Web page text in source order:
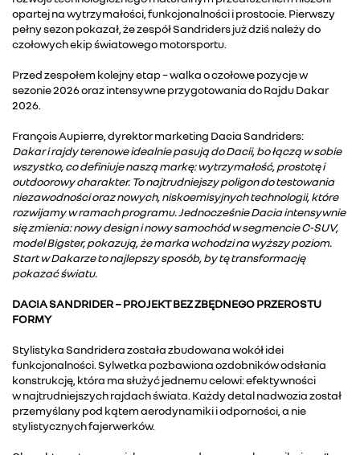
opartej na wytrzymałości, funkcjonalności i prostocie. Pierwszy
pełny sezon pokazał, że zespół Sandriders już dziś należy do
czołowych ekip światowego motorsportu.
Przed zespołem kolejny etap – walka o czołowe pozycje w
sezonie 2026 oraz intensywne przygotowania do Rajdu Dakar
2026.
François Aupierre, dyrektor marketing Dacia Sandriders:
Dakar i rajdy terenowe idealnie pasują do Dacii, bo łączą w sobie
wszystko, co definiuje naszą markę: wytrzymałość, prostotę i
outdoorowy charakter. To najtrudniejszy poligon do testowania
niezawodności oraz nowych, niskoemisyjnych technologii, które
rozwijamy w ramach programu. Jednocześnie Dacia intensywnie
się zmienia: nowy design i nowy samochód w segmencie C-SUV,
model Bigster, pokazują, że marka wchodzi na wyższy poziom.
Start w Dakarze to najlepszy sposób, by tę transformację
pokazać światu.
DACIA SANDRIDER − PROJEKT BEZ ZBĘDNEGO PRZEROSTU
FORMY
Stylistyka Sandridera została zbudowana wokół idei
funkcjonalności. Sylwetka pozbawiona ozdobników odsłania
konstrukcję, która ma służyć jednemu celowi: efektywności
w najtrudniejszych rajdach świata. Każdy detal nadwozia został
przemyślany pod kątem aerodynamiki i odporności, a nie
stylistycznych fajerwerków.